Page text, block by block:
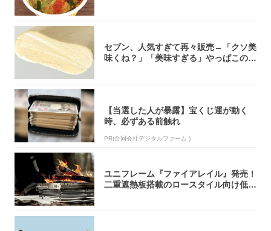
セブン、人気すぎて再々販売→「クソ美
味くね？」「美味すぎる」やっぱこのク
【当選した人が暴露】宝くじ運が動く
時、必ずある前触れ
PR(合同会社デジタルファーム )
ユニフレーム『ファイアレイル』発売！
二重遮熱板搭載のロースタイル向け低型